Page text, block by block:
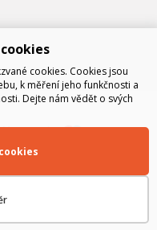
cookies. Cookies jsou
k měření jeho funkčnosti a
Dejte nám vědět o svých